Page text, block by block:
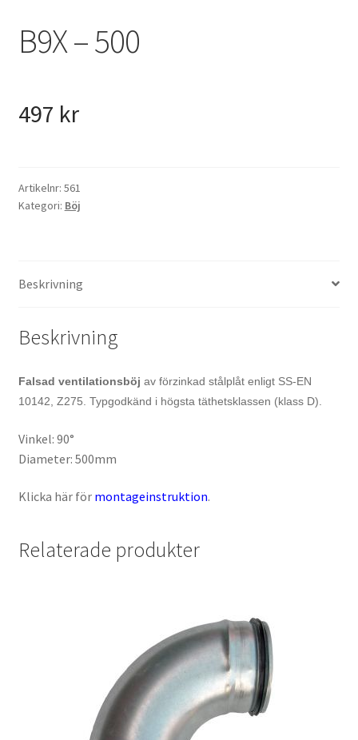
Fynd
B9X – 500
497 kr
Artikelnr: 561
Kategori: Böj
Beskrivning
Beskrivning
Falsad ventilationsböj av förzinkad stålplåt enligt SS-EN
10142, Z275. Typgodkänd i högsta täthetsklassen (klass D).
Vinkel: 90°
Diameter: 500mm
Klicka här för montageinstruktion.
Relaterade produkter